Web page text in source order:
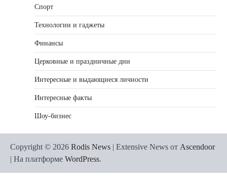
Спорт
Технологии и гаджеты
Финансы
Церковные и праздничные дни
Интересные и выдающиеся личности
Интересные факты
Шоу-бизнес
Copyright © 2026 Rodis News | Extensive News от Ascendoor
| На платформе WordPress.